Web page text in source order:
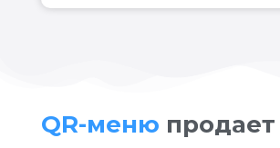
QR-меню